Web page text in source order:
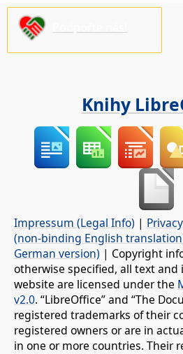
Knihy
Impressum (Legal Info) |
(non-binding English
German version) | Copyright
otherwise specified, all text and
website are licensed under the
v2.0. “LibreOffice” and “The
registered trademarks of their
registered owners or are in
in one or more countries. Their